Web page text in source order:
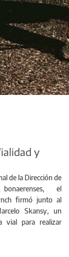
y
de la Dirección de
el
firmó junto al
Skansy, un
vial para realizar